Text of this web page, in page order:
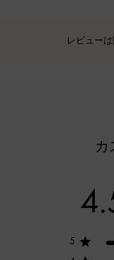
レビュー
カ
5